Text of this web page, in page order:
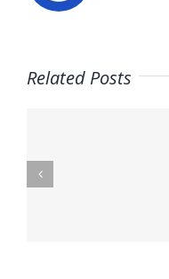
Related Posts